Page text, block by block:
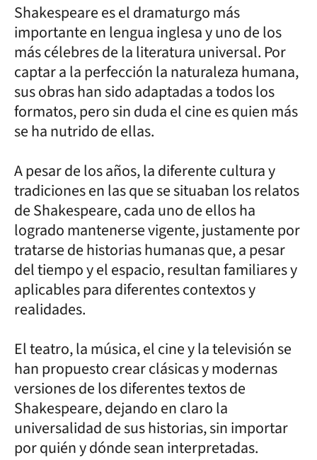
Shakespeare es el dramaturgo más
importante en lengua inglesa y uno de los
más célebres de la literatura universal. Por
captar a la perfección la naturaleza humana,
sus obras han sido adaptadas a todos los
formatos, pero sin duda el cine es quien más
se ha nutrido de ellas.
A pesar de los años, la diferente cultura y
tradiciones en las que se situaban los relatos
de Shakespeare, cada uno de ellos ha
logrado mantenerse vigente, justamente por
tratarse de historias humanas que, a pesar
del tiempo y el espacio, resultan familiares y
aplicables para diferentes contextos y
realidades.
El teatro, la música, el cine y la televisión se
han propuesto crear clásicas y modernas
versiones de los diferentes textos de
Shakespeare, dejando en claro la
universalidad de sus historias, sin importar
por quién y dónde sean interpretadas.